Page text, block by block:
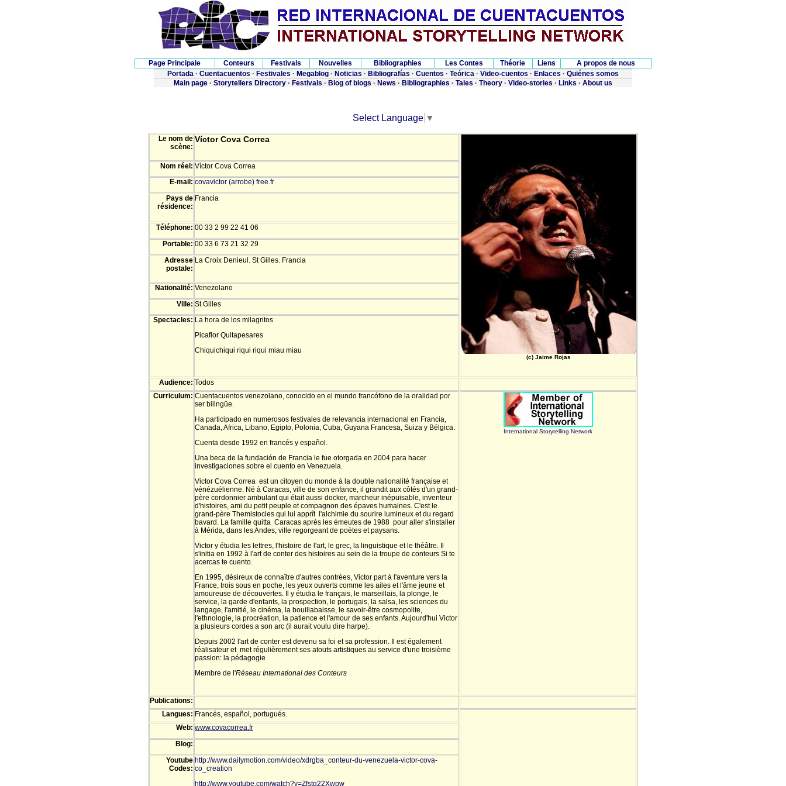
Page Principale Conteurs Festivals Nouvelles Bibliographies Les Contes Théorie Liens
A propos de nous
Portada · Cuentacuentos · Festivales · Megablog · Noticias · Bibliografías · Cuentos · Teórica · Video-cuentos · Enlaces · Quiénes somos
Main page · Storytellers Directory · Festivals · Blog of blogs · News · Bibliographies · Tales · Theory · Video-stories · Links · About us
Select Language ▼
Le nom de
scène:
Víctor Cova Correa
(c) Jaime Rojas
Nom réel: Víctor Cova Correa
E-mail: covavictor (arrobe) free.fr
Pays de
résidence:
Francia
Téléphone: 00 33 2 99 22 41 06
Portable: 00 33 6 73 21 32 29
Adresse
postale:
La Croix Denieul. St Gilles. Francia
Nationalité: Venezolano
Ville: St Gilles
Spectacles: La hora de los milagritos
Picaflor Quitapesares
Chiquichiqui riqui riqui miau miau
Audience: Todos
Curriculum: Cuentacuentos venezolano, conocido en el mundo francófono de la oralidad por
ser bilingüe.
Ha participado en numerosos festivales de relevancia internacional en Francia,
Canada, Africa, Libano, Egipto, Polonia, Cuba, Guyana Francesa, Suiza y Bélgica.
Cuenta desde 1992 en francés y español.
Una beca de la fundación de Francia le fue otorgada en 2004 para hacer
investigaciones sobre el cuento en Venezuela.
Victor Cova Correa est un citoyen du monde à la double nationalité française et
vénézuélienne. Né à Caracas, ville de son enfance, il grandit aux côtés d'un grand-
père cordonnier ambulant qui était aussi docker, marcheur inépuisable, inventeur
d'histoires, ami du petit peuple et compagnon des épaves humaines. C'est le
grand-père Themistocles qui lui apprît l'alchimie du sourire lumineux et du regard
bavard. La famille quitta Caracas après les émeutes de 1988 pour aller s'installer
à Mérida, dans les Andes, ville regorgeant de poètes et paysans.
Victor y étudia les lettres, l'histoire de l'art, le grec, la linguistique et le théâtre. Il
s'initia en 1992 à l'art de conter des histoires au sein de la troupe de conteurs Si te
acercas te cuento.
En 1995, désireux de connaître d'autres contrées, Victor part à l'aventure vers la
France, trois sous en poche, les yeux ouverts comme les ailes et l'âme jeune et
amoureuse de découvertes. Il y étudia le français, le marseillais, la plonge, le
service, la garde d'enfants, la prospection, le portugais, la salsa, les sciences du
langage, l'amitié, le cinéma, la bouillabaisse, le savoir-être cosmopolite,
l'ethnologie, la procréation, la patience et l'amour de ses enfants. Aujourd'hui Victor
a plusieurs cordes a son arc (il aurait voulu dire harpe).
Depuis 2002 l'art de conter est devenu sa foi et sa profession. Il est également
réalisateur et met régulièrement ses atouts artistiques au service d'une troisième
passion: la pédagogie
Membre de l'Réseau International des Conteurs
International Storytelling Network
Publications:
Langues: Francés, español, portugués.
Web: www.covacorrea.fr
Blog:
Youtube
Codes:
http://www.dailymotion.com/video/xdrgba_conteur-du-venezuela-victor-cova-
co_creation
http://www.youtube.com/watch?v=Zfstg22Xwpw